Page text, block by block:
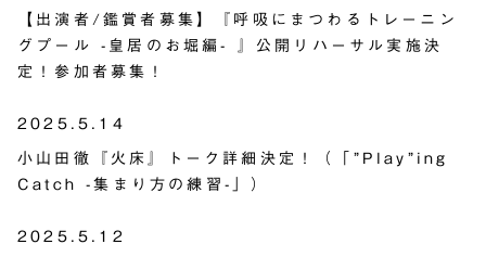
【出演者/鑑賞者募集】『呼吸にまつわるトレーニン
グプール -皇居のお堀編- 』公開リハーサル実施決
定！参加者募集！
2025.5.14
小山田徹『火床』トーク詳細決定！（「”Play”ing
Catch -集まり方の練習-」）
2025.5.12